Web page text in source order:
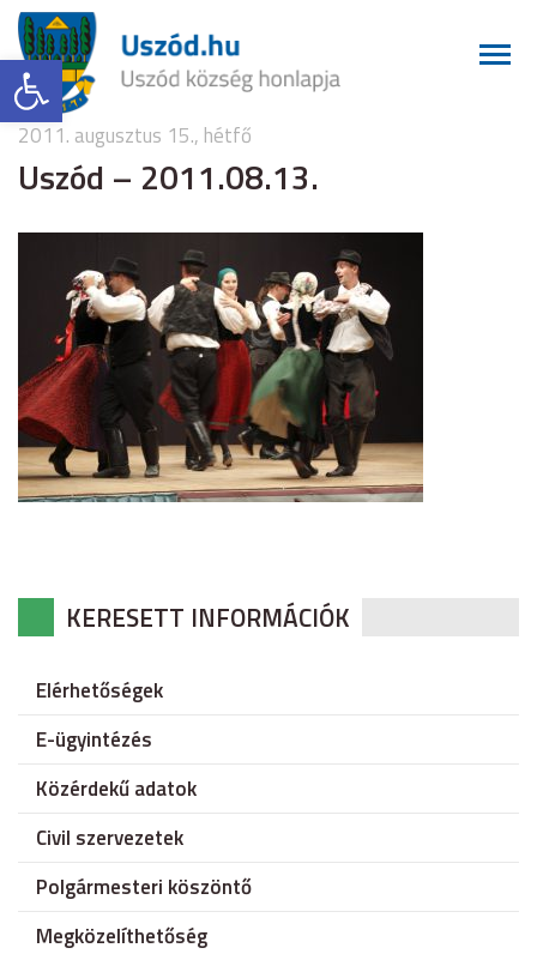
Eszköztár megnyitása
2011. augusztus 15., hétfő
Uszód – 2011.08.13.
KERESETT INFORMÁCIÓK
Elérhetőségek
E-ügyintézés
Közérdekű adatok
Civil szervezetek
Polgármesteri köszöntő
Megközelíthetőség